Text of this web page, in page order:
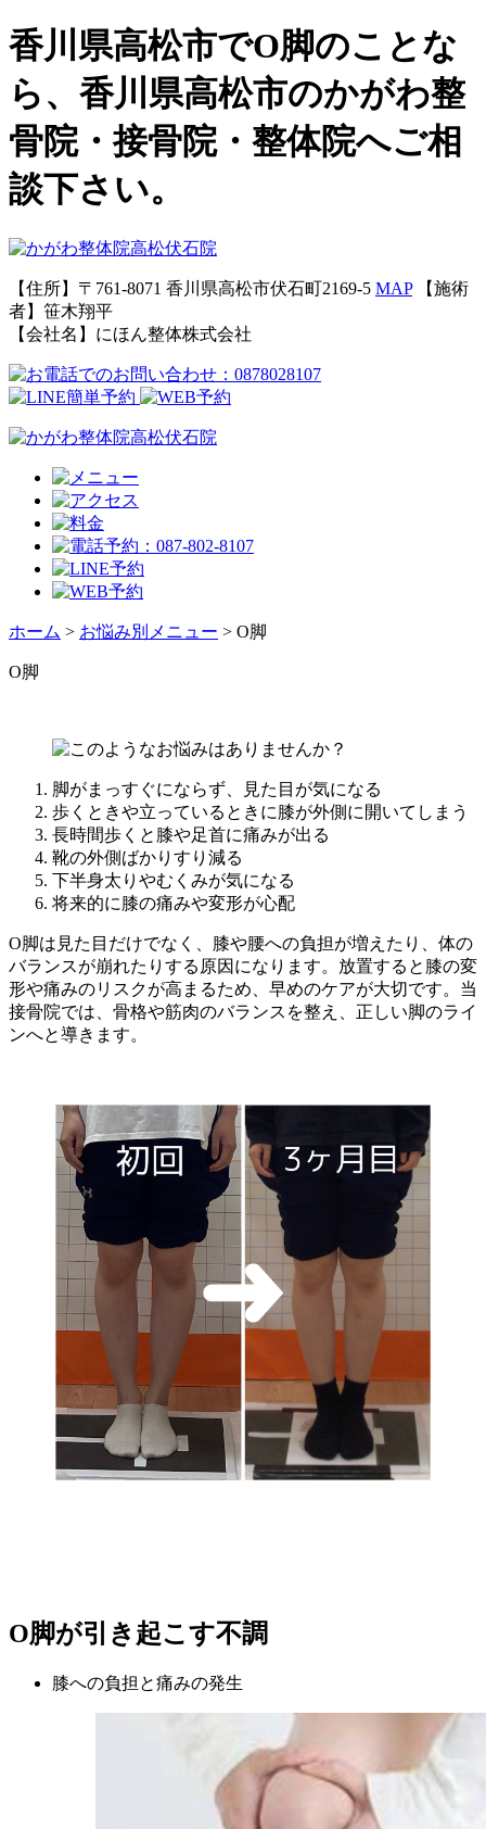
香川県高松市でO脚のことな
ら、香川県高松市のかがわ整
骨院・接骨院・整体院へご相
談下さい。
【住所】〒761-8071 香川県高松市伏石町2169-5 MAP
【施術
者】笹木翔平
【会社名】にほん整体株式会社
ホーム > お悩み別メニュー > O脚
O脚
脚がまっすぐにならず、見た目が気になる
歩くときや立っているときに膝が外側に開いてしまう
長時間歩くと膝や足首に痛みが出る
靴の外側ばかりすり減る
下半身太りやむくみが気になる
将来的に膝の痛みや変形が心配
O脚は見た目だけでなく、膝や腰への負担が増えたり、体の
バランスが崩れたりする原因になります。放置すると膝の変
形や痛みのリスクが高まるため、早めのケアが大切です。当
接骨院では、骨格や筋肉のバランスを整え、正しい脚のライ
ンへと導きます。
O脚が引き起こす不調
膝への負担と痛みの発生